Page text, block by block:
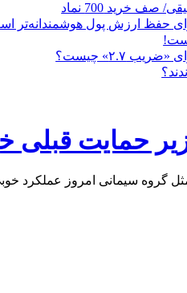
حفظ ارزش پول هوشمندانه‌تر
۲.۷» چیست؟
حمایت قبلی
گروه سیمانی امروز عملکرد